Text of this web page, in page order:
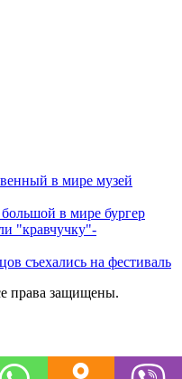
в мире музей
в мире бургер
"кравчучку"-
съехались на фестиваль
права защищены.